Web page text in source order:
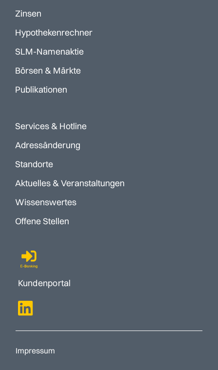
Zinsen
Hypothekenrechner
SLM-Namenaktie
Börsen & Märkte
Publikationen
Services & Hotline
Adressänderung
Standorte
Aktuelles & Veranstaltungen
Wissenswertes
Offene Stellen
Kundenportal
Impressum